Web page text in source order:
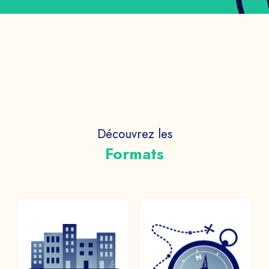
Découvrez les
Formats
OPEN WORLD/
METAVERSO
CACCIA AL
TESORO